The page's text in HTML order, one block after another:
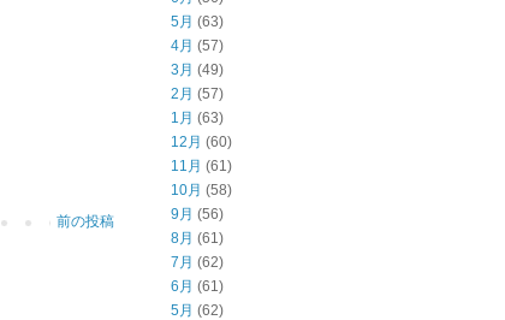
前の投稿
5月 (63)
4月 (57)
3月 (49)
2月 (57)
1月 (63)
12月 (60)
11月 (61)
10月 (58)
9月 (56)
8月 (61)
7月 (62)
6月 (61)
5月 (62)